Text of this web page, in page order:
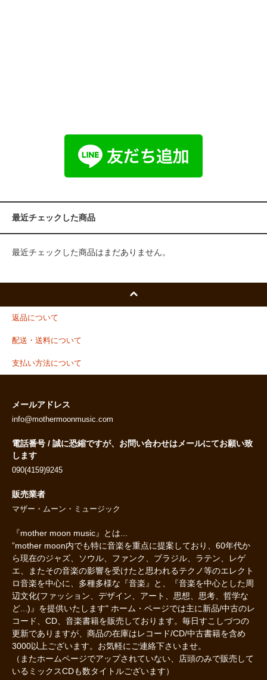
最近チェックした商品
最近チェックした商品はまだありません。
返品について
配送・送料について
支払い方法について
メールアドレス
info@mothermoonmusic.com
電話番号 / 誠に恐縮ですが、お問い合わせはメールにてお願い致
します
090(4159)9245
販売業者
マザー・ムーン・ミュージック
『mother moon music』とは...
”mother moon内でも特に音楽を重点に提案しており、60年代か
ら現在のジャズ、ソウル、ファンク、ブラジル、ラテン、レゲ
エ、またその音楽の影響を受けたと思われるテクノ等のエレクト
ロ音楽を中心に、多種多様な『音楽』と、『音楽を中心とした周
辺文化(ファッション、デザイン、アート、思想、思考、哲学な
ど...)』を提供いたします" ホーム・ページでは主に新品/中古のレ
コード、CD、音楽書籍を販売しております。毎日すこしづつの
更新でありますが、商品の在庫はレコード/CD/中古書籍を含め
3000以上ございます。お気軽にご連絡下さいませ。
（またホームページでアップされていない、店頭のみで販売して
いるミックスCDも数タイトルございます）